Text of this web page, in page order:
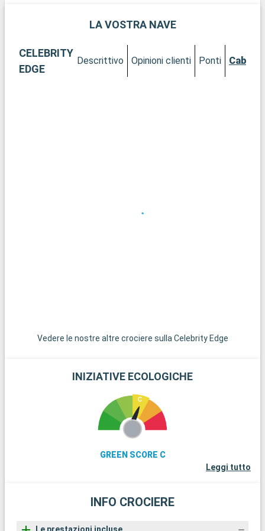
LA VOSTRA NAVE
CELEBRITY
EDGE
Descrittivo Opinioni clienti Ponti Cabine
Vedere le nostre altre crociere sulla Celebrity Edge
INIZIATIVE ECOLOGICHE
GREEN SCORE C
Leggi tutto
INFO CROCIERE